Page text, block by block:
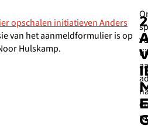
opschalen initiatieven Anders
van het aanmeldformulier is op
Hulskamp.